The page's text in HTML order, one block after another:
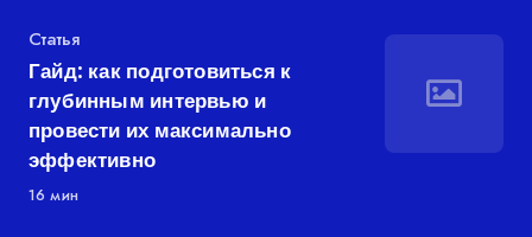
Категория
Статья
Гайд: как подготовиться к
глубинным интервью и
провести их максимально
эффективно
16 мин